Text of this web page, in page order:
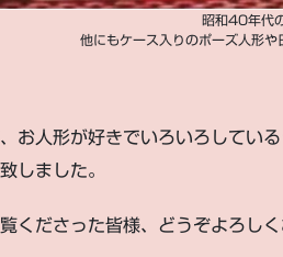
昭和40年代
他にもケース入りのポーズ人形や
お人形が好きでいろいろしてい
しました。
くださった皆様、どうぞよろしく